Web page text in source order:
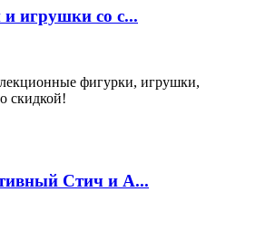
игрушки со с...
фигурки, игрушки,
скидкой!
Стич и А...